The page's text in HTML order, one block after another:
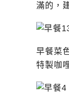
滿的，
早餐菜
特製咖